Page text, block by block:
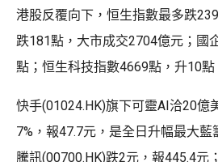
港股反覆向下，恒生指數最多跌
跌181點，大市成交2704億元；國
點；恒生科技指數4669點，升10點
快手(01024.HK)旗下可靈AI洽20億
7%，報47.7元，是全日升幅最大藍
騰訊(00700.HK)跌2元，報445.4元